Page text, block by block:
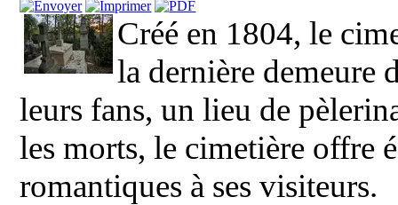
Créé en 1804, le
la dernière demeure
leurs fans, un lieu de
les morts, le cimetière offre
romantiques à ses visiteurs.